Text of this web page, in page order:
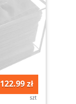
122.99 zł
szt